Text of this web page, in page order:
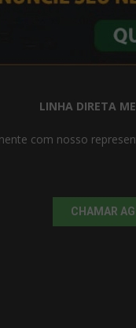
LINHA DIRETA
com nosso
CHAMAR